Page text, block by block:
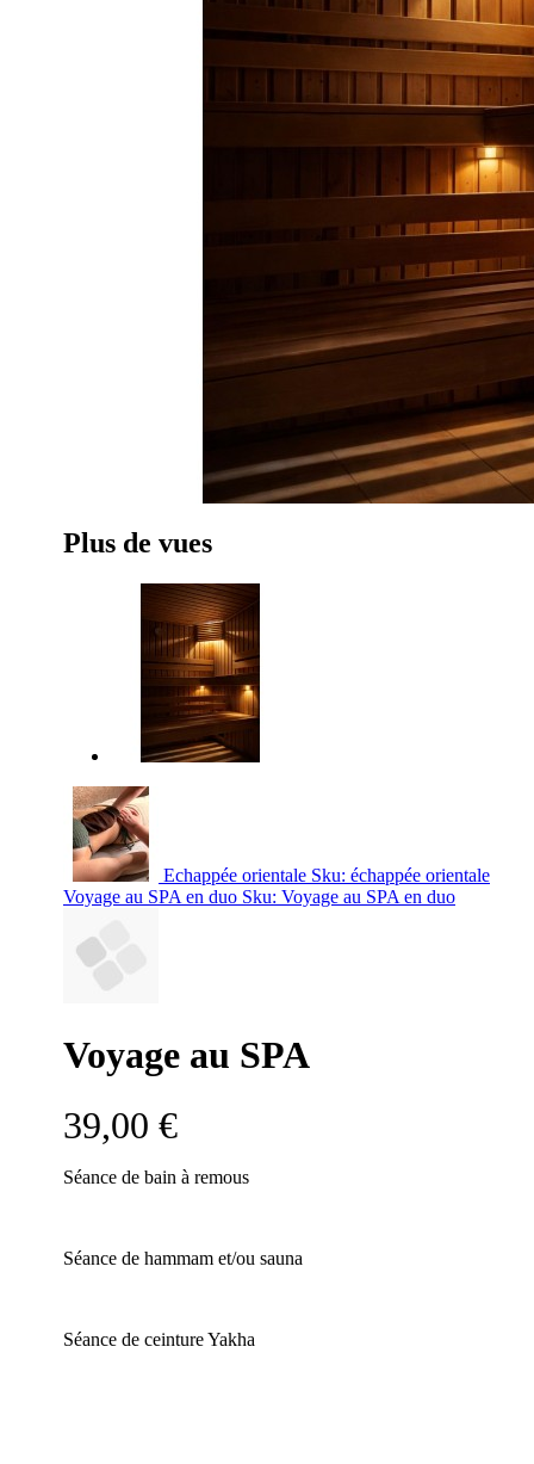
Plus de vues
Echappée orientale Sku: échappée orientale
Voyage au SPA en duo Sku: Voyage au SPA en duo
Voyage au SPA
39,00 €
Séance de bain à remous
Séance de hammam et/ou sauna
Séance de ceinture Yakha